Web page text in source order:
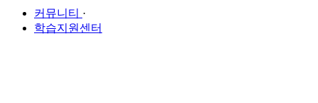
커뮤니티 ·
학습지원센터